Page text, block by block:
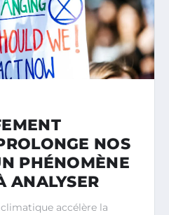
NOS
PHÉNOMÈNE
ANALYSER
accélère la